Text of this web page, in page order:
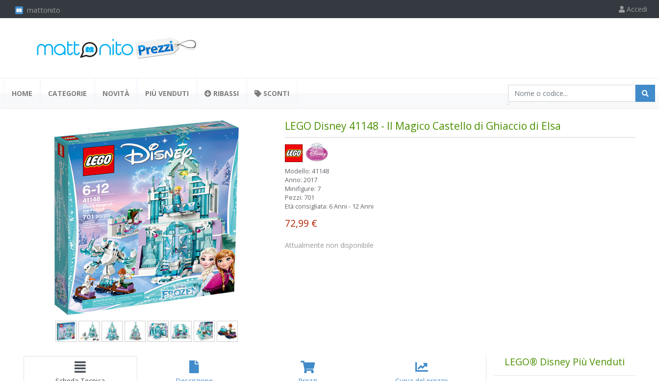
mattonito Accedi
HOME CATEGORIE NOVITÀ PIÙ VENDUTI RIBASSI SCONTI
LEGO Disney 41148 - Il Magico Castello di Ghiaccio di Elsa
Modello: 41148
Anno: 2017
Minifigure: 7
Pezzi: 701
Età consigliata: 6 Anni - 12 Anni
72,99 €
Attualmente non disponibile
LEGO® Disney Più Venduti